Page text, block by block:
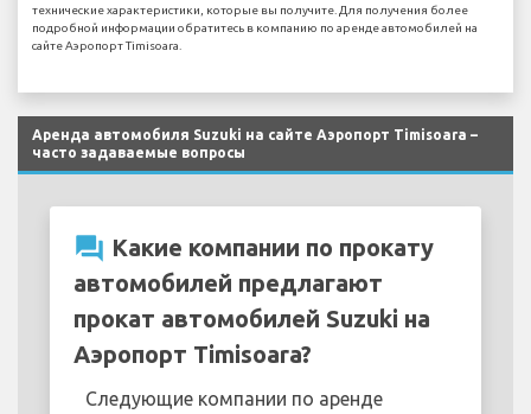
технические характеристики, которые вы получите. Для получения более
подробной информации обратитесь в компанию по аренде автомобилей на
сайте Аэропорт Timisoara.
Аренда автомобиля Suzuki на сайте Аэропорт Timisoara –
часто задаваемые вопросы
question_answer Какие компании по прокату
автомобилей предлагают
прокат автомобилей Suzuki на
Аэропорт Timisoara?
Следующие компании по аренде